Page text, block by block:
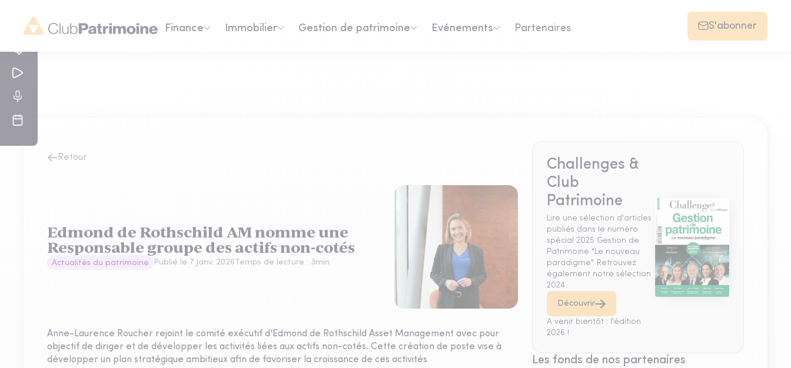
Finance Immobilier Gestion de patrimoine Evénements Partenaires S'abonner
Retour
Edmond de Rothschild AM nomme une
Responsable groupe des actifs non-cotés
Actualités du patrimoine Publié le 7 Janv. 2026Temps de lecture : 3min
Anne-Laurence Roucher rejoint le comité exécutif d'Edmond de Rothschild Asset Management avec pour
objectif de diriger et de développer les activités liées aux actifs non-cotés. Cette création de poste vise à
développer un plan stratégique ambitieux afin de favoriser la croissance de ces activités
Challenges &
Club
Patrimoine
Lire une sélection d'articles
publiés dans le numéro
spécial 2025 Gestion de
Patrimoine "Le nouveau
paradigme". Retrouvez
également notre sélection
2024.
Découvrir
A venir bientôt : l'édition
2026 !
Les fonds de nos partenaires